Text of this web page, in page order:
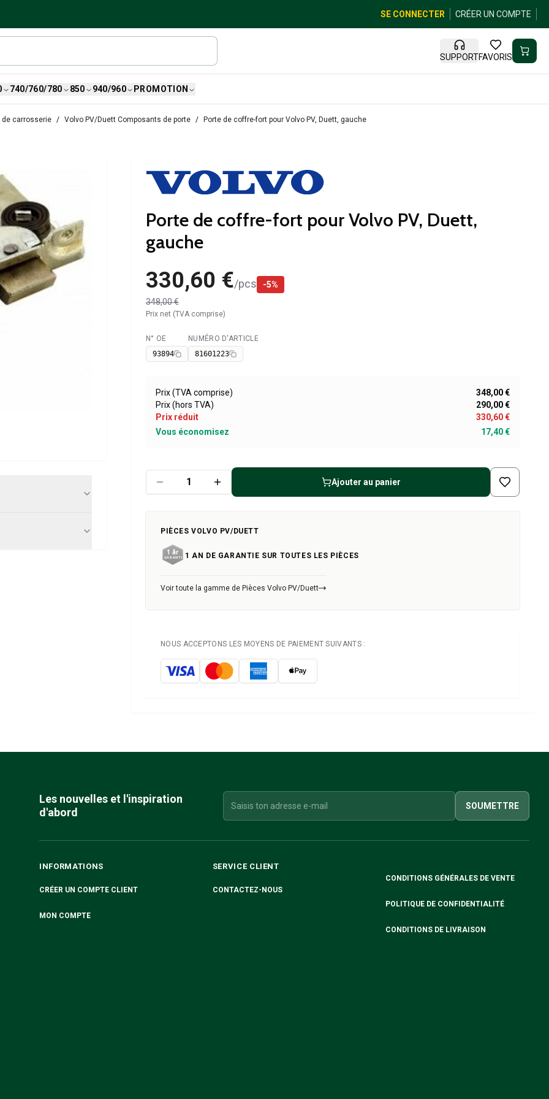
SE CONNECTER CRÉER UN COMPTE
SUPPORTFAVORIS
740/760/780 850 940/960 PROMOTION
de carrosserie Volvo PV/Duett Composants de porte Porte de coffre-fort pour Volvo PV, Duett, gauche
Porte de coffre-fort pour Volvo PV, Duett,
gauche
330,60 €/pcs -5%
348,00 €
Prix net (TVA comprise)
Disponible
N° OE
93894
NUMÉRO D'ARTICLE
81601223
Prix (TVA comprise)
348,00 €
Prix (hors TVA)
290,00 €
Prix réduit
330,60 €
Vous économisez
17,40 €
Ajouter au panier
PIÈCES VOLVO PV/DUETT
1 AN DE GARANTIE SUR TOUTES LES PIÈCES
Voir toute la gamme de Pièces Volvo PV/Duett
NOUS ACCEPTONS LES MOYENS DE PAIEMENT SUIVANTS :
Les nouvelles et l'inspiration
d'abord
SOUMETTRE
INFORMATIONS
CRÉER UN COMPTE CLIENT
MON COMPTE
SERVICE CLIENT
CONTACTEZ-NOUS
CONDITIONS GÉNÉRALES DE VENTE
POLITIQUE DE CONFIDENTIALITÉ
CONDITIONS DE LIVRAISON